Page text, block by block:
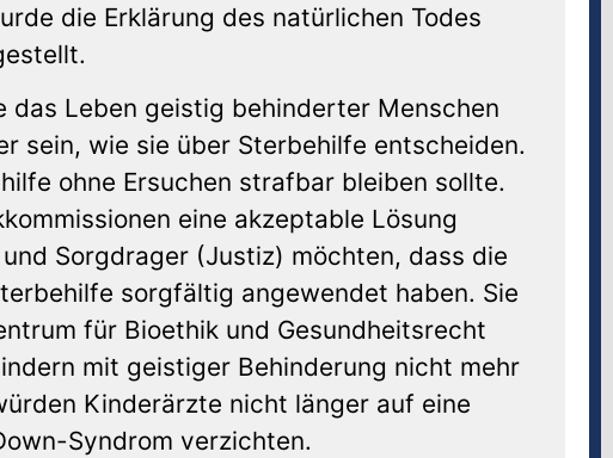
die Erklärung des natürlichen Todes
das Leben geistig behinderter Menschen
sein, wie sie über Sterbehilfe entscheiden.
ohne Ersuchen strafbar bleiben sollte.
eine akzeptable Lösung
Sorgdrager (Justiz) möchten, dass die
sorgfältig angewendet haben. Sie
für Bioethik und Gesundheitsrecht
mit geistiger Behinderung nicht mehr
Kinderärzte nicht länger auf eine
Syndrom verzichten.